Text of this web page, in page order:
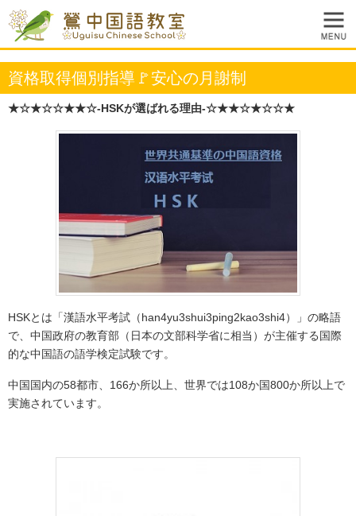
資格取得個別指導🚩安心の月謝制
★☆★☆☆★★☆-HSKが選ばれる理由-☆★★☆★☆☆★
HSKとは「漢語水平考試（han4yu3shui3ping2kao3shi4）」の略語
で、中国政府の教育部（日本の文部科学省に相当）が主催する国際
的な中国語の語学検定試験です。
中国国内の58都市、166か所以上、世界では108か国800か所以上で
実施されています。